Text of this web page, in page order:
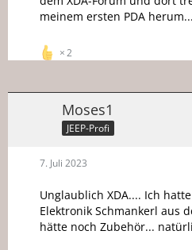
meinem ersten PDA herum...
2
Moses1
JEEP-Profi
7. Juli 2023
Unglaublich XDA.... Ich
Elektronik Schmankerl aus
hätte noch Zubehör...